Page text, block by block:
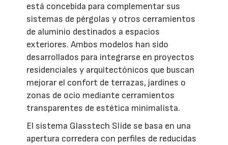
está concebida para complementar sus
sistemas de pérgolas y otros cerramientos
de aluminio destinados a espacios
exteriores. Ambos modelos han sido
desarrollados para integrarse en proyectos
residenciales y arquitectónicos que buscan
mejorar el confort de terrazas, jardines o
zonas de ocio mediante cerramientos
transparentes de estética minimalista.
El sistema Glasstech Slide se basa en una
apertura corredera con perfiles de reducidas